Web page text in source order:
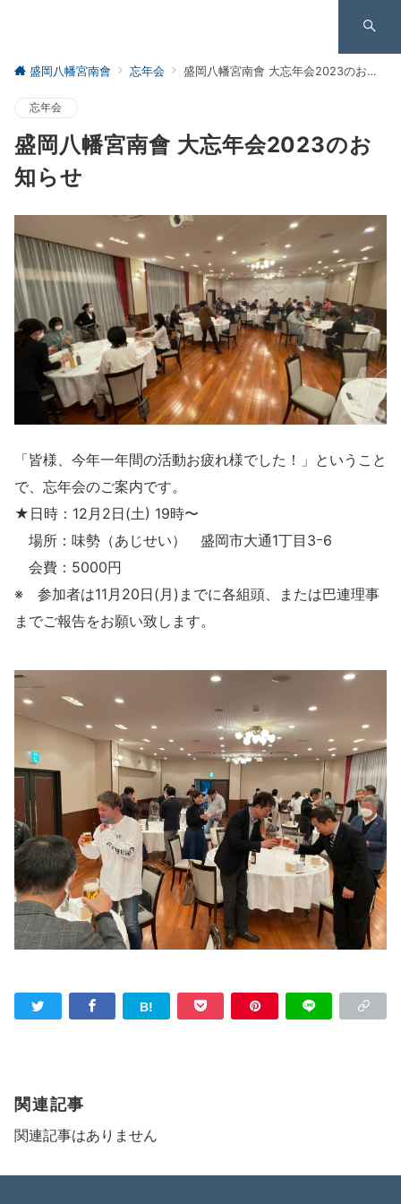
盛岡八幡宮南會 忘年会 盛岡八幡宮南會 大忘年会2023のお知らせ
忘年会
盛岡八幡宮南會 大忘年会2023のお
知らせ
「皆様、今年一年間の活動お疲れ様でした！」ということ
で、忘年会のご案内です。
★日時：12月2日(土) 19時〜
場所：味勢（あじせい） 盛岡市大通1丁目3ｰ6
会費：5000円
※ 参加者は11月20日(月)までに各組頭、または巴連理事
までご報告をお願い致します。
関連記事
関連記事はありません